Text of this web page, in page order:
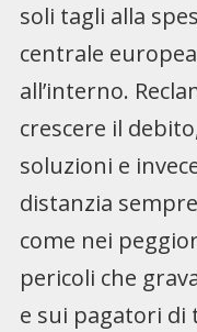
soli tagli alla
centrale
all’interno.
crescere il
soluzioni e
distanzia
come nei
pericoli che
e sui pagatori di